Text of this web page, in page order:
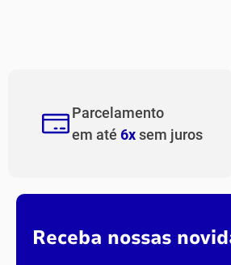
Parcelamento
em até 6xsem juros
Receba nossas